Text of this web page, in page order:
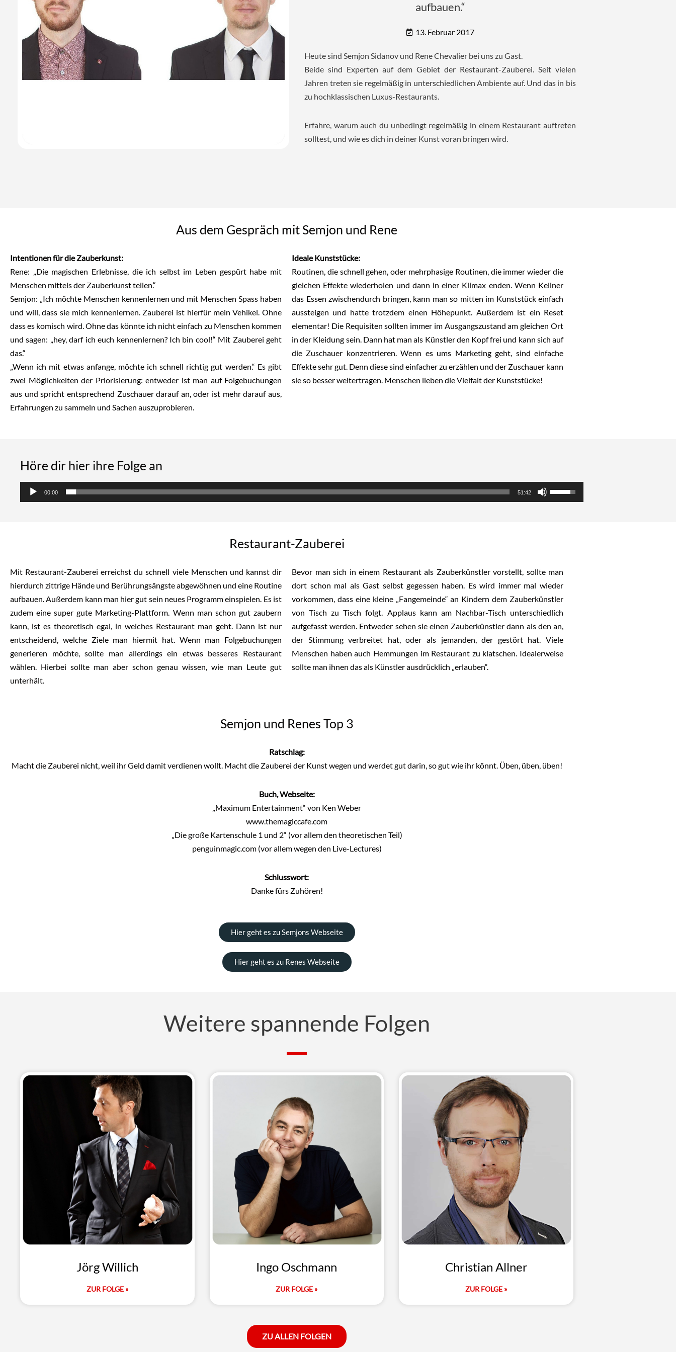
aufbauen.“
13. Februar 2017
Heute sind Semjon Sidanov und Rene Chevalier bei uns zu Gast.
Beide sind Experten auf dem Gebiet der Restaurant-Zauberei. Seit vielen
Jahren treten sie regelmäßig in unterschiedlichen Ambiente auf. Und das in bis
zu hochklassischen Luxus-Restaurants.
Erfahre, warum auch du unbedingt regelmäßig in einem Restaurant auftreten
solltest, und wie es dich in deiner Kunst voran bringen wird.
Aus dem Gespräch mit Semjon und Rene
Intentionen für die Zauberkunst:
Rene: „Die magischen Erlebnisse, die ich selbst im Leben gespürt habe mit
Menschen mittels der Zauberkunst teilen.“
Semjon: „Ich möchte Menschen kennenlernen und mit Menschen Spass haben
und will, dass sie mich kennenlernen. Zauberei ist hierfür mein Vehikel. Ohne
dass es komisch wird. Ohne das könnte ich nicht einfach zu Menschen kommen
und sagen: „hey, darf ich euch kennenlernen? Ich bin cool!“ Mit Zauberei geht
das.“
„Wenn ich mit etwas anfange, möchte ich schnell richtig gut werden.“ Es gibt
zwei Möglichkeiten der Priorisierung: entweder ist man auf Folgebuchungen
aus und spricht entsprechend Zuschauer darauf an, oder ist mehr darauf aus,
Erfahrungen zu sammeln und Sachen auszuprobieren.
Ideale Kunststücke:
Routinen, die schnell gehen, oder mehrphasige Routinen, die immer wieder die
gleichen Effekte wiederholen und dann in einer Klimax enden. Wenn Kellner
das Essen zwischendurch bringen, kann man so mitten im Kunststück einfach
aussteigen und hatte trotzdem einen Höhepunkt. Außerdem ist ein Reset
elementar! Die Requisiten sollten immer im Ausgangszustand am gleichen Ort
in der Kleidung sein. Dann hat man als Künstler den Kopf frei und kann sich auf
die Zuschauer konzentrieren. Wenn es ums Marketing geht, sind einfache
Effekte sehr gut. Denn diese sind einfacher zu erzählen und der Zuschauer kann
sie so besser weitertragen. Menschen lieben die Vielfalt der Kunststücke!
Höre dir hier ihre Folge an
Audio-
Player
00:00 51:42
Pfeiltasten
Hoch/Runter
zu
regeln.
Restaurant-Zauberei
Mit Restaurant-Zauberei erreichst du schnell viele Menschen und kannst dir
hierdurch zittrige Hände und Berührungsängste abgewöhnen und eine Routine
aufbauen. Außerdem kann man hier gut sein neues Programm einspielen. Es ist
zudem eine super gute Marketing-Plattform. Wenn man schon gut zaubern
kann, ist es theoretisch egal, in welches Restaurant man geht. Dann ist nur
entscheidend, welche Ziele man hiermit hat. Wenn man Folgebuchungen
generieren möchte, sollte man allerdings ein etwas besseres Restaurant
wählen. Hierbei sollte man aber schon genau wissen, wie man Leute gut
unterhält.
Bevor man sich in einem Restaurant als Zauberkünstler vorstellt, sollte man
dort schon mal als Gast selbst gegessen haben. Es wird immer mal wieder
vorkommen, dass eine kleine „Fangemeinde“ an Kindern dem Zauberkünstler
von Tisch zu Tisch folgt. Applaus kann am Nachbar-Tisch unterschiedlich
aufgefasst werden. Entweder sehen sie einen Zauberkünstler dann als den an,
der Stimmung verbreitet hat, oder als jemanden, der gestört hat. Viele
Menschen haben auch Hemmungen im Restaurant zu klatschen. Idealerweise
sollte man ihnen das als Künstler ausdrücklich „erlauben“.
Semjon und Renes Top 3
Ratschlag:
Macht die Zauberei nicht, weil ihr Geld damit verdienen wollt. Macht die Zauberei der Kunst wegen und werdet gut darin, so gut wie ihr könnt. Üben, üben, üben!
Buch, Webseite:
„Maximum Entertainment“ von Ken Weber
www.themagiccafe.com
„Die große Kartenschule 1 und 2“ (vor allem den theoretischen Teil)
penguinmagic.com(vor allem wegen den Live-Lectures)
Schlusswort:
Danke fürs Zuhören!
Hier geht es zu Semjons Webseite
Hier geht es zu Renes Webseite
Weitere spannende Folgen
Jörg Willich
ZUR FOLGE »
Ingo Oschmann
ZUR FOLGE »
Christian Allner
ZUR FOLGE »
ZU ALLEN FOLGEN